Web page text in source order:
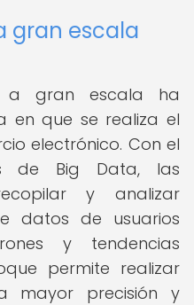
gran escala
a gran escala ha
en que se realiza el
electrónico. Con el
de Big Data, las
y analizar
datos de usuarios
y tendencias
permite realizar
mayor precisión y